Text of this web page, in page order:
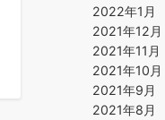
2022年1月
2021年12月
2021年11月
2021年10月
2021年9月
2021年8月